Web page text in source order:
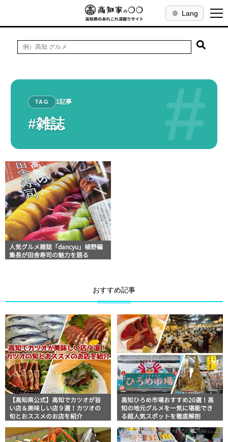
Lang
#
TAG 1記事
#雑誌
人気グルメ雑誌「dancyu」植野編
集長が田舎寿司の魅力を語る
おすすめ記事
【高知県公式】高知でカツオが旨
い店＆美味しい店９選！カツオの
旬とおススメのお店を紹介
高知ひろめ市場おすすめ20選！高
知の地元グルメを一気に堪能でき
る超人気スポットを徹底解剖